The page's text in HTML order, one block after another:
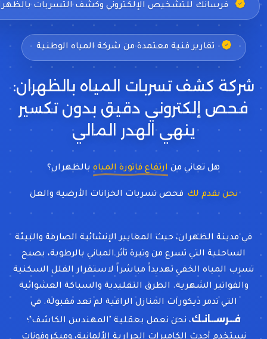
تقارير فنية معتمدة من شركة المياه الوطنية
شركة كشف تسربات المياه بالظهران:
فحص إلكتروني دقيق بدون تكسير
ينهي الهدر المالي
في مدينة الظهران، حيث المعايير الإنشائية الصارمة والبيئة
الساحلية التي تسرع من وتيرة تأثر المباني بالرطوبة، يصبح
تسرب المياه الخفي تهديداً مباشراً لاستقرار الفلل السكنية
والفواتير الشهرية. الطرق التقليدية والسباكة العشوائية
التي تدمر ديكورات المنازل الراقية لم تعد مقبولة. في
فــرســانـك، نحن نعمل بعقلية "المهندس الكاشف"؛